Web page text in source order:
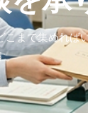
こまで集めれば
。